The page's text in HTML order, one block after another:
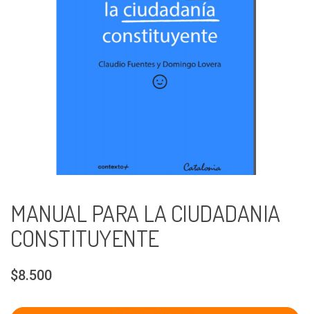
MANUAL PARA LA CIUDADANIA
CONSTITUYENTE
$8.500